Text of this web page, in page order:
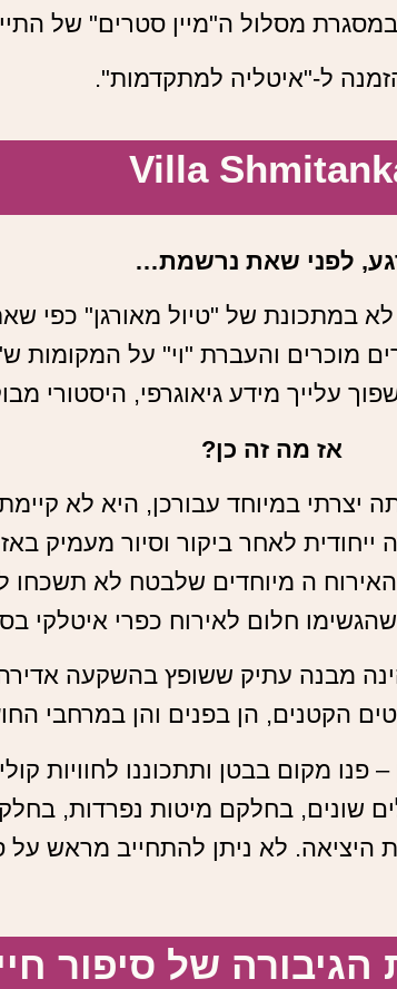
מסלול ה"מיין סטרים" של
ל-"איטליה למתקדמות".
Villa
לפני שאת נרשמת…
לא במתכונת של "טיול מאורגן" כפי
מוכרים והעברת "וי" על המקומות
עלייך מידע גיאוגרפי, היסטורי
אז מה זה כן?
יצרתי במיוחד עבורכן, היא לא
לאחר ביקור וסיור מעמיק
ה מיוחדים שלבטח לא תשכחו
חלום לאירוח כפרי איטלקי
מבנה עתיק ששופץ בהשקעה
הקטנים, הן בפנים והן במרחבי
פנו מקום בבטן ותתכוננו לחוויות
שונים, בחלקם מיטות נפרדות,
לא ניתן להתחייב מראש על
הגיבורה של סיפור